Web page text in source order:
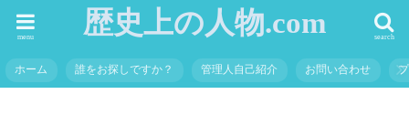
歴史上の人物.com search
menu
ホーム 誰をお探しですか？ 管理人自己紹介 お問い合わせ